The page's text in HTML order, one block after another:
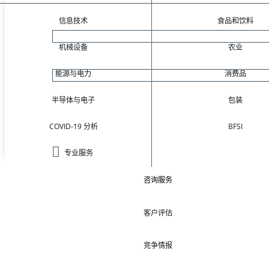
信息技术
机械设备
能源与电力
半导体与电子
COVID-19 分析
专业服务
食品和饮料
农业
消费品
包装
BFSI
咨询服务
客户评估
竞争情报